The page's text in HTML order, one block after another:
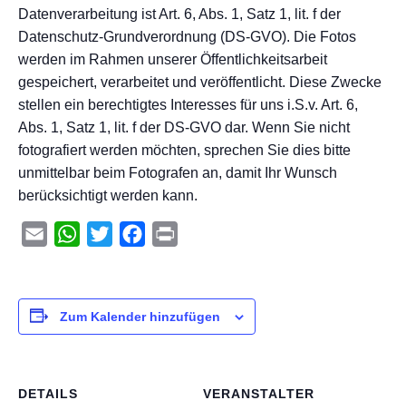
Datenverarbeitung ist Art. 6, Abs. 1, Satz 1, lit. f der
Datenschutz-Grundverordnung (DS-GVO). Die Fotos
werden im Rahmen unserer Öffentlichkeitsarbeit
gespeichert, verarbeitet und veröffentlicht. Diese Zwecke
stellen ein berechtigtes Interesses für uns i.S.v. Art. 6,
Abs. 1, Satz 1, lit. f der DS-GVO dar. Wenn Sie nicht
fotografiert werden möchten, sprechen Sie dies bitte
unmittelbar beim Fotografen an, damit Ihr Wunsch
berücksichtigt werden kann.
Email WhatsApp
Twitter Facebook
Zum Kalender hinzufügen
DETAILS
VERANSTALTER